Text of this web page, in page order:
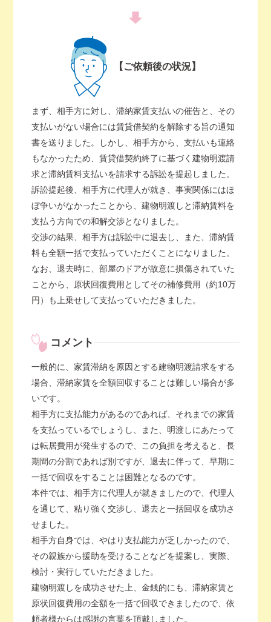
【ご依頼後の状況】
まず、相手方に対し、滞納家賃支払いの催告と、その
支払いがない場合には賃貸借契約を解除する旨の通知
書を送りました。しかし、相手方から、支払いも連絡
もなかったため、賃貸借契約終了に基づく建物明渡請
求と滞納賃料支払いを請求する訴訟を提起しました。
訴訟提起後、相手方に代理人が就き、事実関係にはほ
ぼ争いがなかったことから、建物明渡しと滞納賃料を
支払う方向での和解交渉となりました。
交渉の結果、相手方は訴訟中に退去し、また、滞納賃
料も全額一括で支払っていただくことになりました。
なお、退去時に、部屋のドアが故意に損傷されていた
ことから、原状回復費用としてその補修費用（約10万
円）も上乗せして支払っていただきました。
コメント
一般的に、家賃滞納を原因とする建物明渡請求をする
場合、滞納家賃を全額回収することは難しい場合が多
いです。
相手方に支払能力があるのであれば、それまでの家賃
を支払っているでしょうし、また、明渡しにあたって
は転居費用が発生するので、この負担を考えると、長
期間の分割であれば別ですが、退去に伴って、早期に
一括で回収をすることは困難となるのです。
本件では、相手方に代理人が就きましたので、代理人
を通じて、粘り強く交渉し、退去と一括回収を成功さ
せました。
相手方自身では、やはり支払能力が乏しかったので、
その親族から援助を受けることなどを提案し、実際、
検討・実行していただきました。
建物明渡しを成功させた上、金銭的にも、滞納家賃と
原状回復費用の全額を一括で回収できましたので、依
頼者様からは感謝の言葉を頂戴しました。